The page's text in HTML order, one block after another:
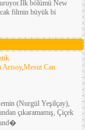
bölümü New
filmin büyük bi
Arısoy,Mesut Can
(Nurgül Yeşilçay),
çıkaramamış, Çiçek